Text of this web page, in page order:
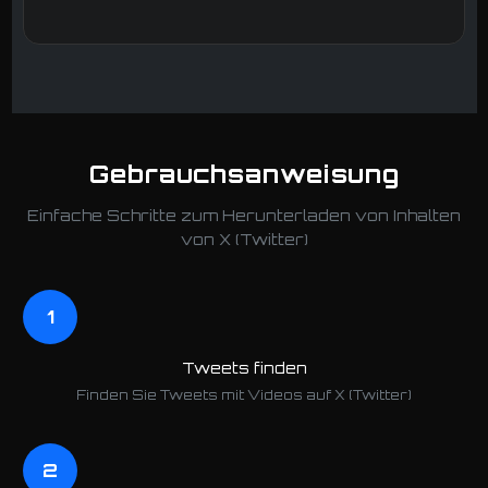
Gebrauchsanweisung
Einfache Schritte zum Herunterladen von Inhalten
von X (Twitter)
1
Tweets finden
Finden Sie Tweets mit Videos auf X (Twitter)
2